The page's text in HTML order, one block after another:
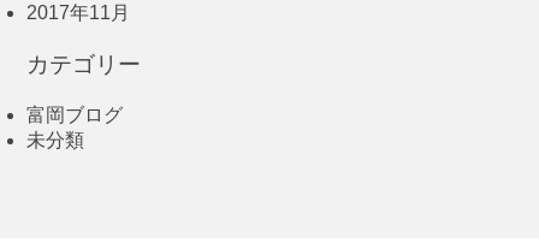
2017年11月
カテゴリー
富岡ブログ
未分類